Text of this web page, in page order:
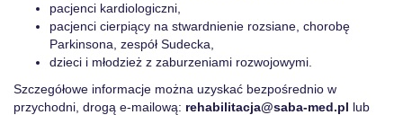
pacjenci kardiologiczni,
pacjenci cierpiący na stwardnienie rozsiane, chorobę
Parkinsona, zespół Sudecka,
dzieci i młodzież z zaburzeniami rozwojowymi.
Szczegółowe informacje można uzyskać bezpośrednio w
przychodni, drogą e-mailową: rehabilitacja@saba-med.pl lub